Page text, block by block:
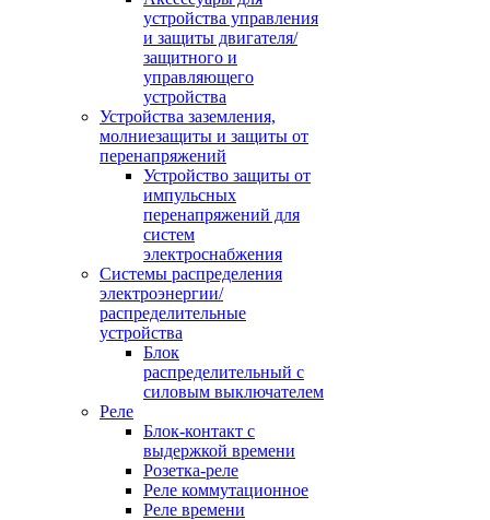
устройства управления
и защиты двигателя/
защитного и
управляющего
устройства
Устройства заземления,
молниезащиты и защиты от
перенапряжений
Устройство защиты от
импульсных
перенапряжений для
систем
электроснабжения
Системы распределения
электроэнергии/
распределительные
устройства
Блок
распределительный с
силовым выключателем
Реле
Блок-контакт с
выдержкой времени
Розетка-реле
Реле коммутационное
Реле времени